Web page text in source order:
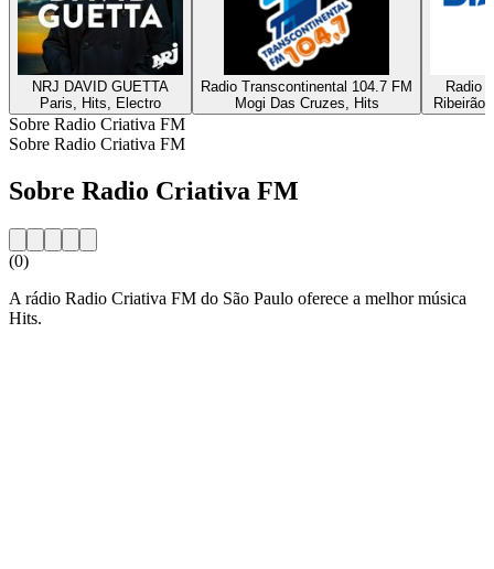
NRJ DAVID GUETTA
Paris, Hits, Electro
Radio Transcontinental 104.7 FM
Mogi Das Cruzes, Hits
Radio
Ribeirão
Sobre Radio Criativa FM
Sobre Radio Criativa FM
Sobre Radio Criativa FM
(0)
A rádio Radio Criativa FM do São Paulo oferece a melhor música
Hits.